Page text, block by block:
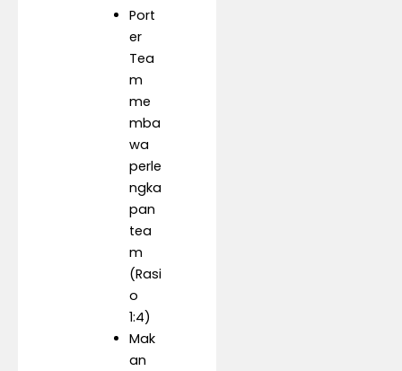
Port
er
Tea
m
me
mba
wa
perle
ngka
pan
tea
m
(Rasi
o
1:4)
Mak
an